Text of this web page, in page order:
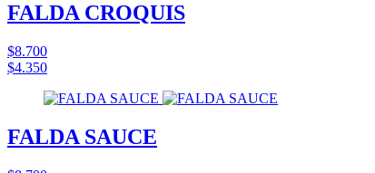
FALDA CROQUIS
$8.700
$4.350
FALDA SAUCE